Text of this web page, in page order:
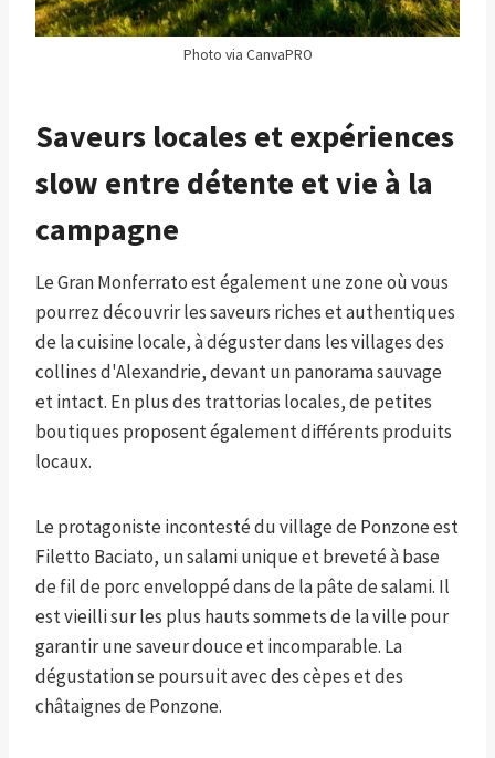
Photo via CanvaPRO
Saveurs locales et expériences
slow entre détente et vie à la
campagne
Le Gran Monferrato est également une zone où vous
pourrez découvrir les saveurs riches et authentiques
de la cuisine locale, à déguster dans les villages des
collines d'Alexandrie, devant un panorama sauvage
et intact. En plus des trattorias locales, de petites
boutiques proposent également différents produits
locaux.
Le protagoniste incontesté du village de Ponzoneest
Filetto Baciato, un salami unique et breveté à base
de fil de porc enveloppé dans de la pâte de salami. Il
est vieilli sur les plus hauts sommets de la ville pour
garantir une saveur douce et incomparable. La
dégustation se poursuit avec des cèpes et des
châtaignes de Ponzone.